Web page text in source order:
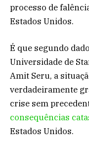
processo de
Estados Unidos.
É que segundo
Universidade de
Amit Seru, a
verdadeiramente
crise sem
consequências
Estados Unidos.